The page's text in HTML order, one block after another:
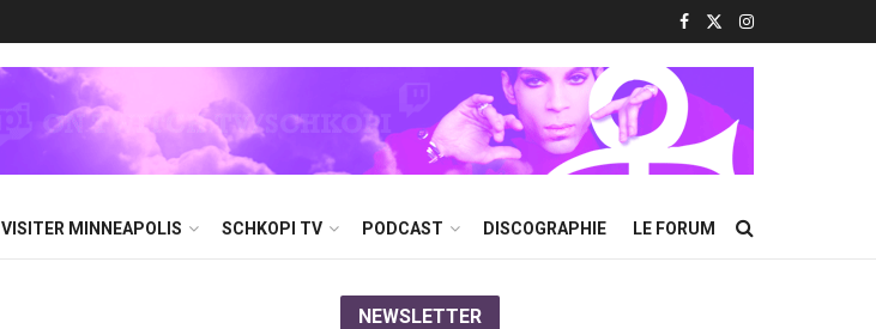
VISITER MINNEAPOLIS SCHKOPI TV PODCAST DISCOGRAPHIE LE FORUM
NEWSLETTER